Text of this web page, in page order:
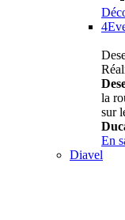
la
sur
En
Diavel